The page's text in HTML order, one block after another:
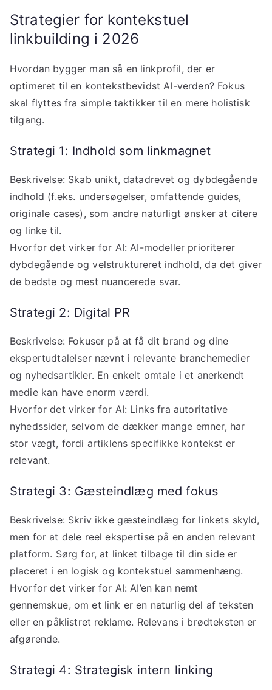
Strategier for kontekstuel
linkbuilding i 2026
Hvordan bygger man så en linkprofil, der er
optimeret til en kontekstbevidst AI-verden? Fokus
skal flyttes fra simple taktikker til en mere holistisk
tilgang.
Strategi 1: Indhold som linkmagnet
Beskrivelse: Skab unikt, datadrevet og dybdegående
indhold (f.eks. undersøgelser, omfattende guides,
originale cases), som andre naturligt ønsker at citere
og linke til.
Hvorfor det virker for AI: AI-modeller prioriterer
dybdegående og velstruktureret indhold, da det giver
de bedste og mest nuancerede svar.
Strategi 2: Digital PR
Beskrivelse: Fokuser på at få dit brand og dine
ekspertudtalelser nævnt i relevante branchemedier
og nyhedsartikler. En enkelt omtale i et anerkendt
medie kan have enorm værdi.
Hvorfor det virker for AI: Links fra autoritative
nyhedssider, selvom de dækker mange emner, har
stor vægt, fordi artiklens specifikke kontekst er
relevant.
Strategi 3: Gæsteindlæg med fokus
Beskrivelse: Skriv ikke gæsteindlæg for linkets skyld,
men for at dele reel ekspertise på en anden relevant
platform. Sørg for, at linket tilbage til din side er
placeret i en logisk og kontekstuel sammenhæng.
Hvorfor det virker for AI: AI’en kan nemt
gennemskue, om et link er en naturlig del af teksten
eller en påklistret reklame. Relevans i brødteksten er
afgørende.
Strategi 4: Strategisk intern linking